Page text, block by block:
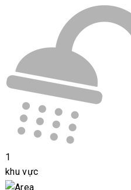
1
khu vực